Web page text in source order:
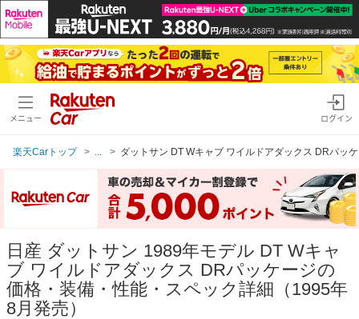
メニュー ログイン
楽天Carトップ ダットサン DT Wキャブ ワイルドアダックス DRパッ
日産 ダットサン 1989年モデル DT Wキャ
ブ ワイルドアダックス DRパッケージの
価格・装備・性能・スペック詳細（1995年
8月発売）